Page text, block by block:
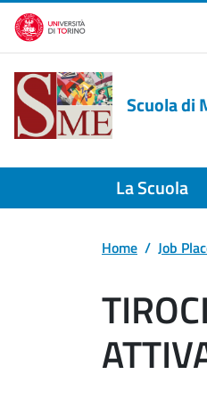
Salta al contenuto principale
Scuola di
La Scuola
Home Job